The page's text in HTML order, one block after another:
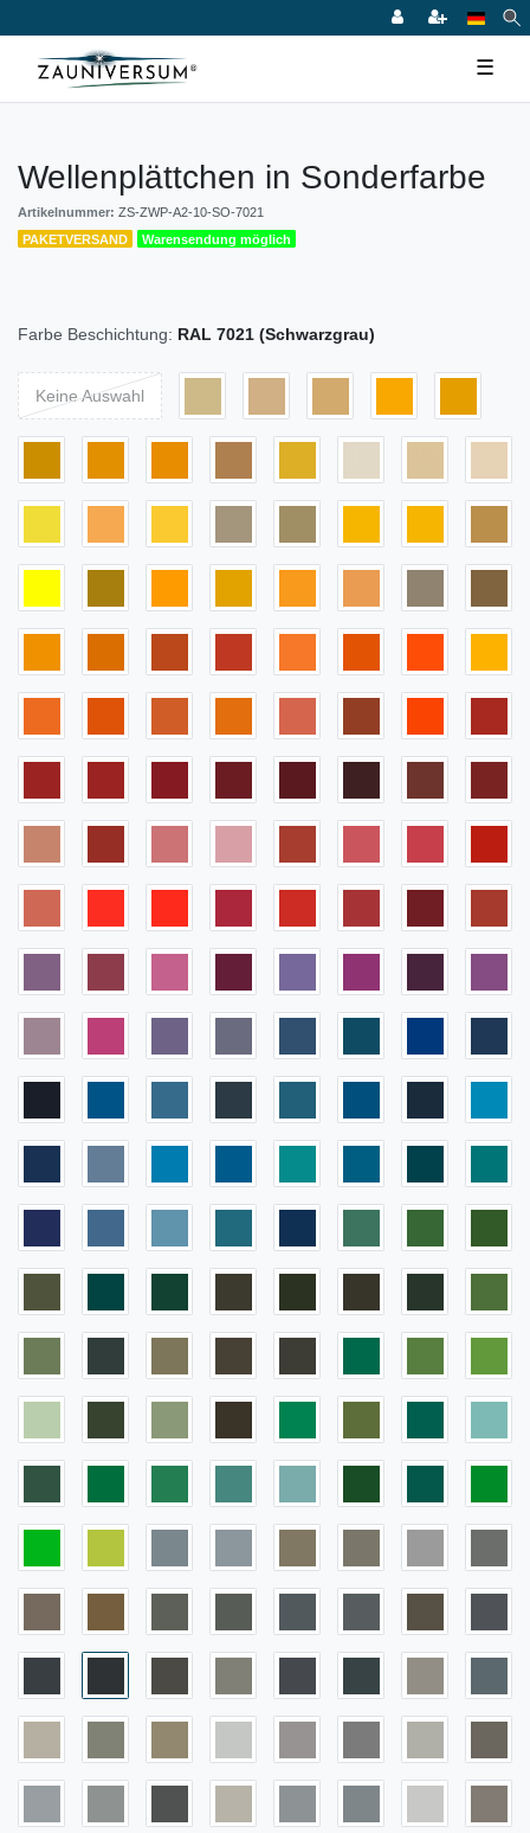
☰
Wellenplättchen in Sonderfarbe
Artikelnummer: ZS-ZWP-A2-10-SO-7021
PAKETVERSAND
Warensendung möglich
Farbe Beschichtung: RAL 7021 (Schwarzgrau)
Keine Auswahl